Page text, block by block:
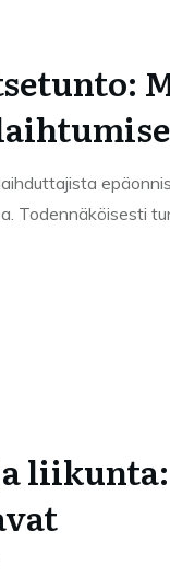
Todennäköisesti
liikunta: